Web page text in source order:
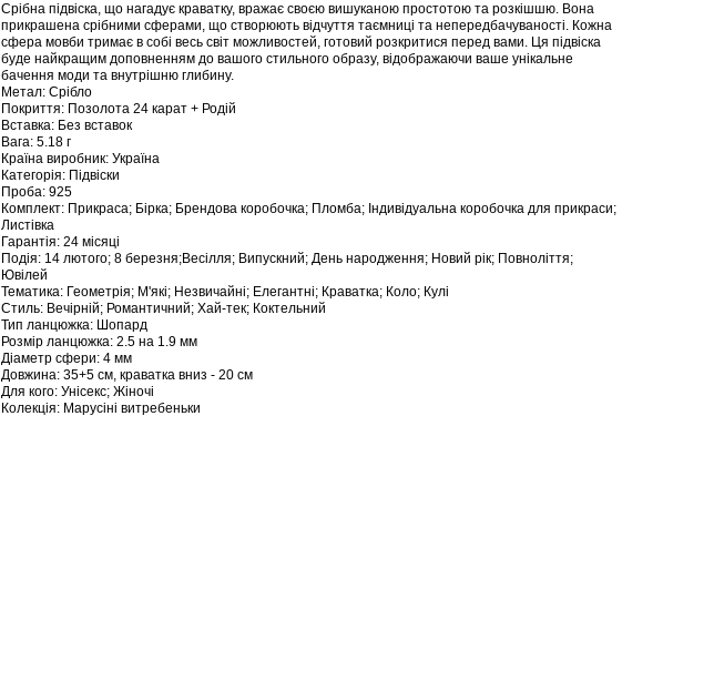
Срібна підвіска, що нагадує краватку, вражає своєю вишуканою простотою та розкішшю. Вона
прикрашена срібними сферами, що створюють відчуття таємниці та непередбачуваності. Кожна
сфера мовби тримає в собі весь світ можливостей, готовий розкритися перед вами. Ця підвіска
буде найкращим доповненням до вашого стильного образу, відображаючи ваше унікальне
бачення моди та внутрішню глибину.
Метал: Срібло
Покриття: Позолота 24 карат + Родій
Вставка: Без вставок
Вага: 5.18 г
Країна виробник: Україна
Категорія: Підвіски
Проба: 925
Комплект: Прикраса; Бірка; Брендова коробочка; Пломба; Індивідуальна коробочка для прикраси;
Листівка
Гарантія: 24 місяці
Подія: 14 лютого; 8 березня;Весілля; Випускний; День народження; Новий рік; Повноліття;
Ювілей
Тематика: Геометрія; М'які; Незвичайні; Елегантні; Краватка; Коло; Кулі
Стиль: Вечірній; Романтичний; Хай-тек; Коктельний
Тип ланцюжка: Шопард
Розмір ланцюжка: 2.5 на 1.9 мм
Діаметр сфери: 4 мм
Довжина: 35+5 см, краватка вниз - 20 см
Для кого: Унісекс; Жіночі
Колекція: Марусіні витребеньки